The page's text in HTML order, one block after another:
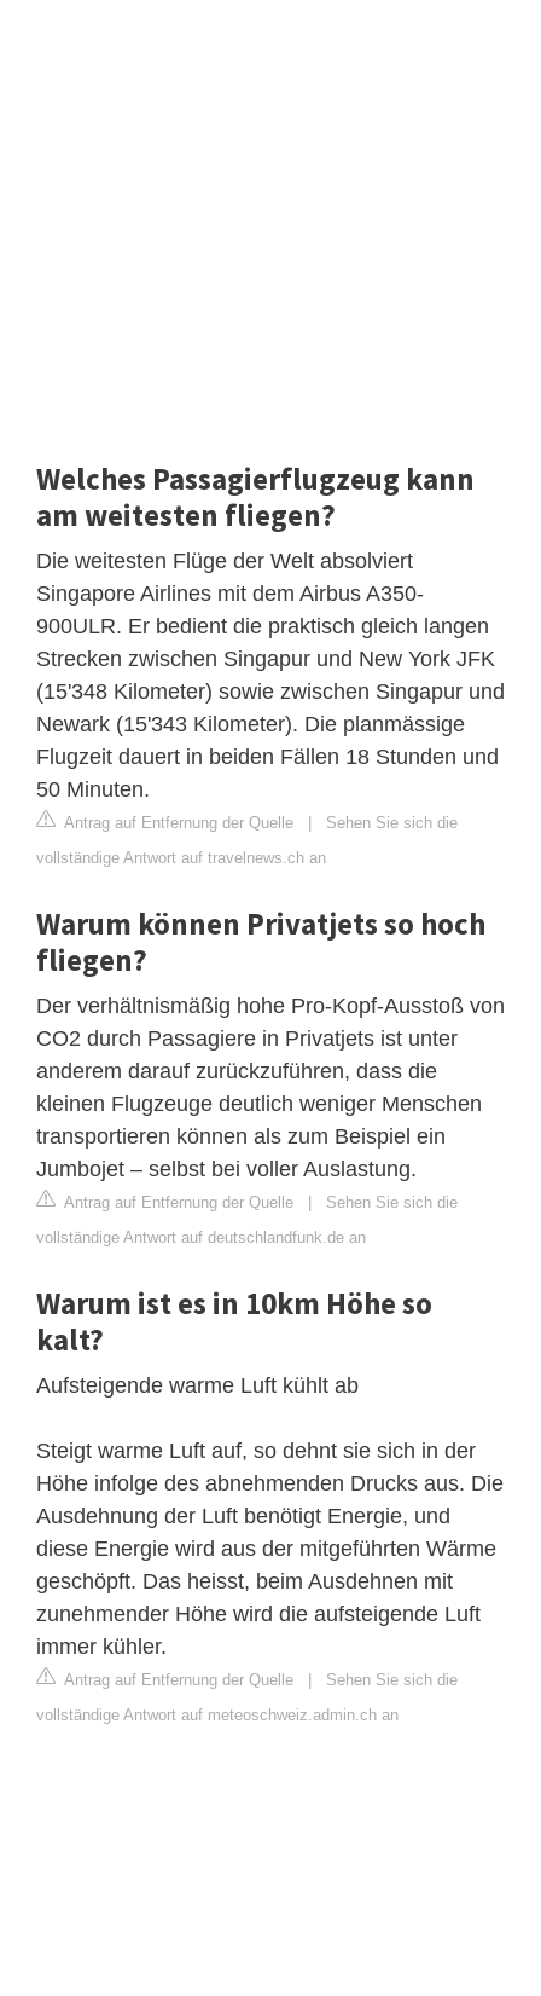
Welches Passagierflugzeug kann
am weitesten fliegen?
Die weitesten Flüge der Welt absolviert
Singapore Airlines mit dem Airbus A350-
900ULR. Er bedient die praktisch gleich langen
Strecken zwischen Singapur und New York JFK
(15'348 Kilometer) sowie zwischen Singapur und
Newark (15'343 Kilometer). Die planmässige
Flugzeit dauert in beiden Fällen 18 Stunden und
50 Minuten.
Antrag auf Entfernung der Quelle | Sehen Sie sich die
vollständige Antwort auf travelnews.ch an
Warum können Privatjets so hoch
fliegen?
Der verhältnismäßig hohe Pro-Kopf-Ausstoß von
CO2 durch Passagiere in Privatjets ist unter
anderem darauf zurückzuführen, dass die
kleinen Flugzeuge deutlich weniger Menschen
transportieren können als zum Beispiel ein
Jumbojet – selbst bei voller Auslastung.
Antrag auf Entfernung der Quelle | Sehen Sie sich die
vollständige Antwort auf deutschlandfunk.de an
Warum ist es in 10km Höhe so
kalt?
Aufsteigende warme Luft kühlt ab
Steigt warme Luft auf, so dehnt sie sich in der
Höhe infolge des abnehmenden Drucks aus. Die
Ausdehnung der Luft benötigt Energie, und
diese Energie wird aus der mitgeführten Wärme
geschöpft. Das heisst, beim Ausdehnen mit
zunehmender Höhe wird die aufsteigende Luft
immer kühler.
Antrag auf Entfernung der Quelle | Sehen Sie sich die
vollständige Antwort auf meteoschweiz.admin.ch an